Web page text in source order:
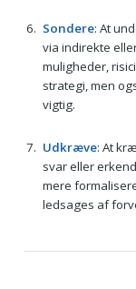
Sondere: At
via indirekte
muligheder,
strategi, men
vigtig.
Udkræve: At
svar eller
mere
ledsages af